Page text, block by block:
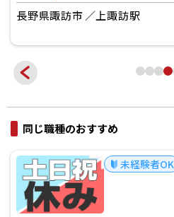
長野県諏訪市 上諏訪駅
同じ職種のおすすめ
未経験者OK